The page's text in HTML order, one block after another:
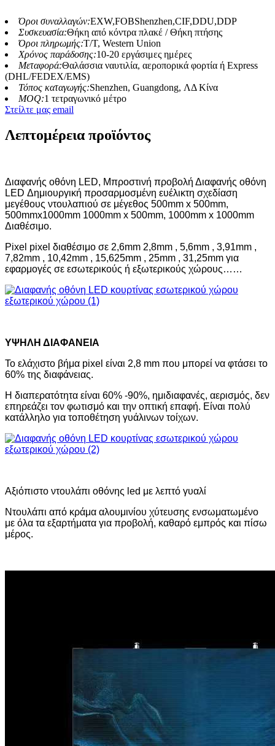
Όροι συναλλαγών:EXW,FOBShenzhen,CIF,DDU,DDP
Συσκευασία:Θήκη από κόντρα πλακέ / Θήκη πτήσης
Όροι πληρωμής:T/T, Western Union
Χρόνος παράδοσης:10-20 εργάσιμες ημέρες
Μεταφορά:Θαλάσσια ναυτιλία, αεροπορικά φορτία ή Express
(DHL/FEDEX/EMS)
Τόπος καταγωγής:Shenzhen, Guangdong, ΛΔ Κίνα
MOQ:1 τετραγωνικό μέτρο
Στείλτε μας email
Λεπτομέρεια προϊόντος
Διαφανής οθόνη LED, Μπροστινή προβολή Διαφανής οθόνη
LED Δημιουργική προσαρμοσμένη ευέλικτη σχεδίαση
μεγέθους ντουλαπιού σε μέγεθος 500mm x 500mm,
500mmx1000mm 1000mm x 500mm, 1000mm x 1000mm
Διαθέσιμο.
Pixel pixel διαθέσιμο σε 2,6mm 2,8mm , 5,6mm , 3,91mm ,
7,82mm , 10,42mm , 15,625mm , 25mm , 31,25mm για
εφαρμογές σε εσωτερικούς ή εξωτερικούς χώρους……
ΥΨΗΛΗ ΔΙΑΦΑΝΕΙΑ
Το ελάχιστο βήμα pixel είναι 2,8 mm που μπορεί να φτάσει το
60% της διαφάνειας.
Η διαπερατότητα είναι 60% -90%, ημιδιαφανές, αερισμός, δεν
επηρεάζει τον φωτισμό και την οπτική επαφή. Είναι πολύ
κατάλληλο για τοποθέτηση γυάλινων τοίχων.
Αξιόπιστο ντουλάπι οθόνης led με λεπτό γυαλί
Ντουλάπι από κράμα αλουμινίου χύτευσης ενσωματωμένο
με όλα τα εξαρτήματα για προβολή, καθαρό εμπρός και πίσω
μέρος.